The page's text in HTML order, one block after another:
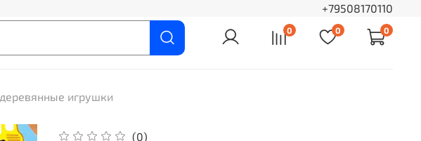
+79508170110
0 0 0
деревянные игрушки
(0)